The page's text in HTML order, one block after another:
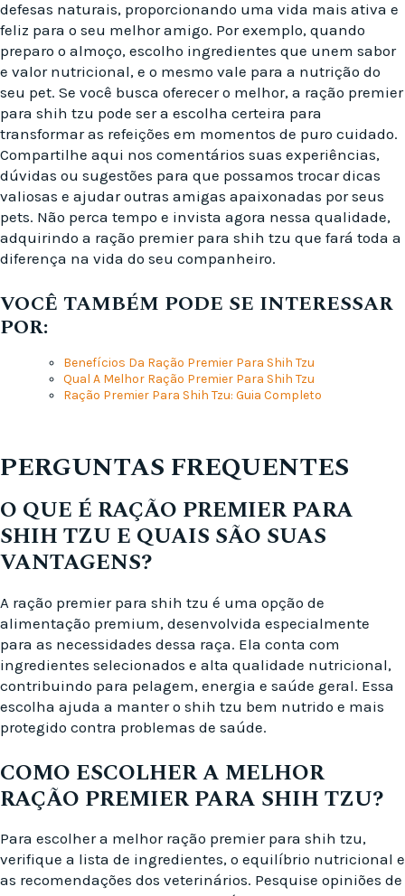
defesas naturais, proporcionando uma vida mais ativa e
feliz para o seu melhor amigo. Por exemplo, quando
preparo o almoço, escolho ingredientes que unem sabor
e valor nutricional, e o mesmo vale para a nutrição do
seu pet. Se você busca oferecer o melhor, a ração premier
para shih tzu pode ser a escolha certeira para
transformar as refeições em momentos de puro cuidado.
Compartilhe aqui nos comentários suas experiências,
dúvidas ou sugestões para que possamos trocar dicas
valiosas e ajudar outras amigas apaixonadas por seus
pets. Não perca tempo e invista agora nessa qualidade,
adquirindo a ração premier para shih tzu que fará toda a
diferença na vida do seu companheiro.
VOCÊ TAMBÉM PODE SE INTERESSAR
POR:
Benefícios Da Ração Premier Para Shih Tzu
Qual A Melhor Ração Premier Para Shih Tzu
Ração Premier Para Shih Tzu: Guia Completo
PERGUNTAS FREQUENTES
O QUE É RAÇÃO PREMIER PARA
SHIH TZU E QUAIS SÃO SUAS
VANTAGENS?
A ração premier para shih tzu é uma opção de
alimentação premium, desenvolvida especialmente
para as necessidades dessa raça. Ela conta com
ingredientes selecionados e alta qualidade nutricional,
contribuindo para pelagem, energia e saúde geral. Essa
escolha ajuda a manter o shih tzu bem nutrido e mais
protegido contra problemas de saúde.
COMO ESCOLHER A MELHOR
RAÇÃO PREMIER PARA SHIH TZU?
Para escolher a melhor ração premier para shih tzu,
verifique a lista de ingredientes, o equilíbrio nutricional e
as recomendações dos veterinários. Pesquise opiniões de